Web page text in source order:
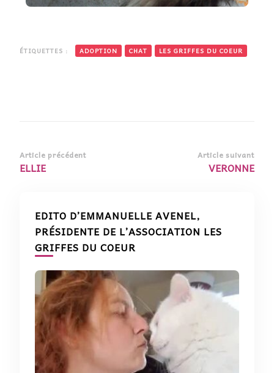
ÉTIQUETTES : ADOPTION CHAT LES GRIFFES DU COEUR
Article précédent
ELLIE
Article suivant
VERONNE
EDITO D’EMMANUELLE AVENEL,
PRÉSIDENTE DE L’ASSOCIATION LES
GRIFFES DU COEUR